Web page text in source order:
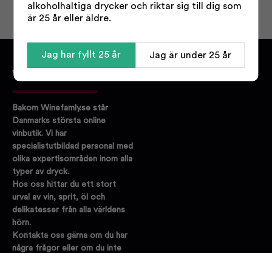
WINEFAMLY.SE
Bakom Winefamly.se står
Danmarks största online
vinbutik. Vi har
specialistutbildad personal med
olika expertisområden inom alla
typer av dryck.
Hos oss hittar du ett stort
urval av vin, sprit, öl och
delikatesser från alla världens
hörn.
Kontakta oss gärna om du har
några frågor eller om du inte
alkoholhaltiga drycker och riktar sig till dig som
är 25 år eller äldre.
Jag har fyllt 25 år Jag är under 25 år